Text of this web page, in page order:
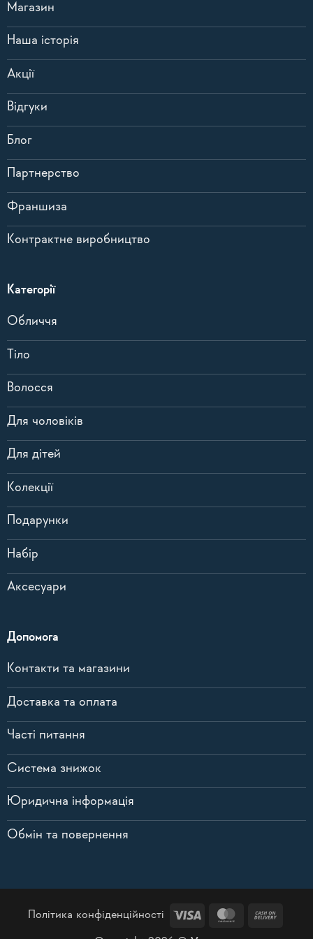
Магазин
Наша історія
Акції
Відгуки
Блог
Партнерство
Франшиза
Контрактне виробництво
Категорії
Обличчя
Тіло
Волосся
Для чоловіків
Для дітей
Колекції
Подарунки
Набір
Аксесуари
Допомога
Контакти та магазини
Доставка та оплата
Часті питання
Система знижок
Юридична інформація
Обмін та повернення
Політика конфіденційності Visa MasterCard